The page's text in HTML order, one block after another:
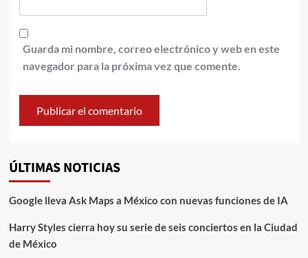
Guarda mi nombre, correo electrónico y web en este
navegador para la próxima vez que comente.
ÚLTIMAS NOTICIAS
Google lleva Ask Maps a México con nuevas funciones de IA
Harry Styles cierra hoy su serie de seis conciertos en la Ciudad
de México